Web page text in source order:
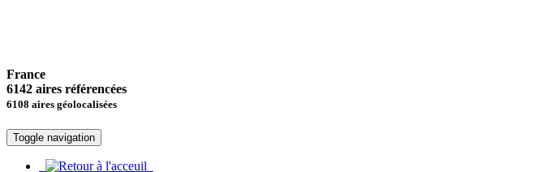
France
6142 aires référencées
6108 aires géolocalisées
Toggle navigation